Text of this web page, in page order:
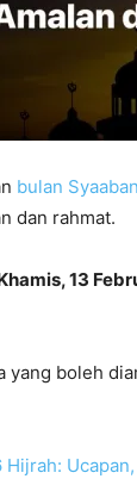
bulan Syaaban
dan rahmat.
13
boleh